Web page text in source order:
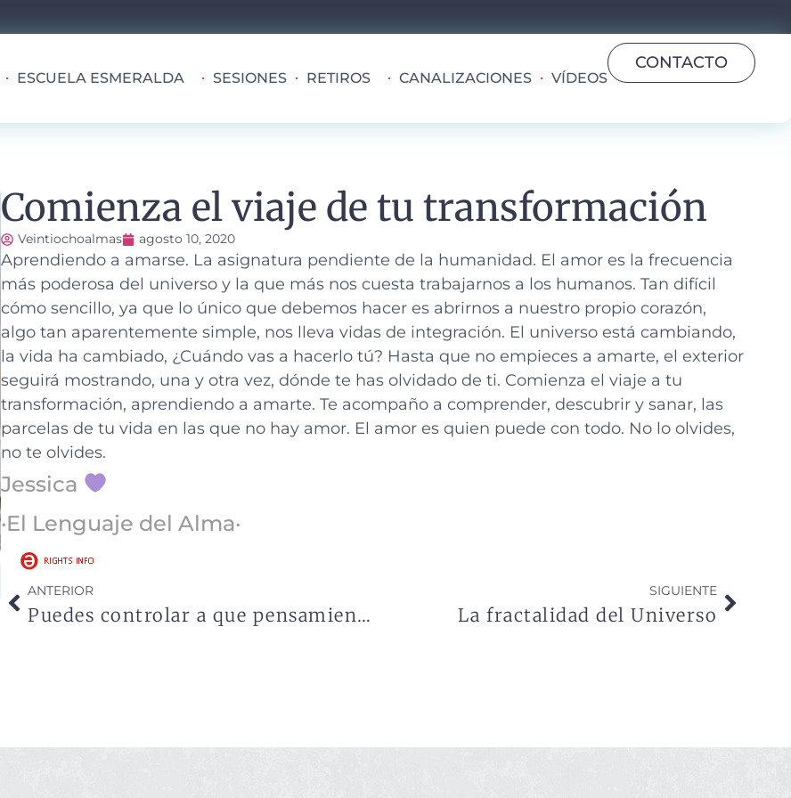
ESCUELA ESMERALDA SESIONES RETIROS CANALIZACIONES VÍDEOS
CONTACTO
Comienza el viaje de tu transformación
Veintiochoalmas agosto 10, 2020
Aprendiendo a amarse. La asignatura pendiente de la humanidad. El amor es la frecuencia
más poderosa del universo y la que más nos cuesta trabajarnos a los humanos. Tan difícil
cómo sencillo, ya que lo único que debemos hacer es abrirnos a nuestro propio corazón,
algo tan aparentemente simple, nos lleva vidas de integración. El universo está cambiando,
la vida ha cambiado, ¿Cuándo vas a hacerlo tú? Hasta que no empieces a amarte, el exterior
seguirá mostrando, una y otra vez, dónde te has olvidado de ti. Comienza el viaje a tu
transformación, aprendiendo a amarte. Te acompaño a comprender, descubrir y sanar, las
parcelas de tu vida en las que no hay amor. El amor es quien puede con todo. No lo olvides,
no te olvides.
Jessica
·El Lenguaje del Alma·
ANTERIOR
Puedes controlar a que pensamientos prestas atención
SIGUIENTE
La fractalidad del Universo